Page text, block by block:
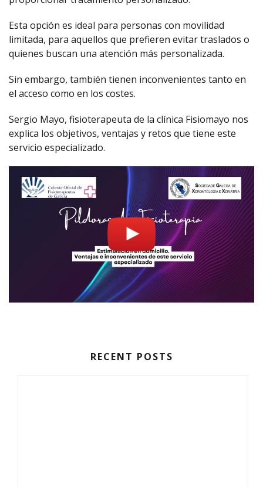
Esta opción es ideal para personas con movilidad
limitada, para aquellos que prefieren evitar traslados o
quienes buscan una atención más personalizada.
Sin embargo, también tienen inconvenientes tanto en
el acceso como en los costes.
Sergio Mayo, fisioterapeuta de la clínica Fisiomayo nos
explica los objetivos, ventajas y retos que tiene este
servicio especializado.
RECENT POSTS